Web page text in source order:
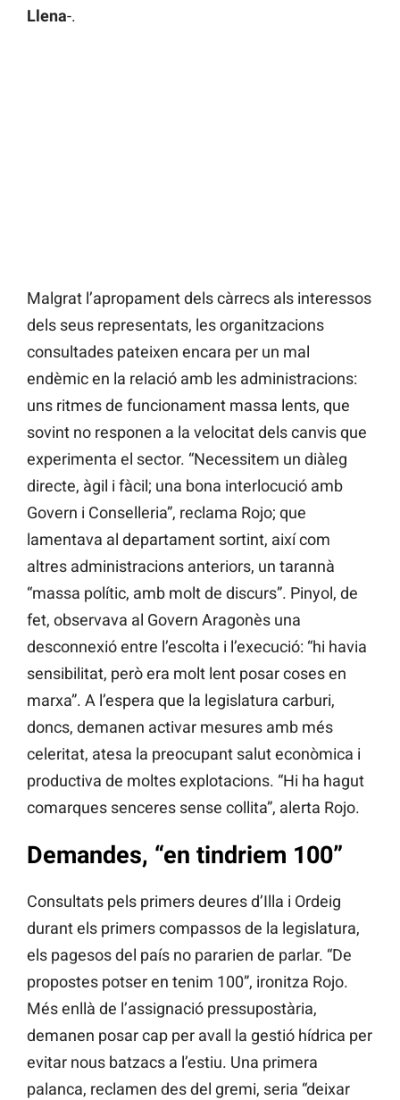
Llena-.
Malgrat l’apropament dels càrrecs als interessos
dels seus representats, les organitzacions
consultades pateixen encara per un mal
endèmic en la relació amb les administracions:
uns ritmes de funcionament massa lents, que
sovint no responen a la velocitat dels canvis que
experimenta el sector. “Necessitem un diàleg
directe, àgil i fàcil; una bona interlocució amb
Govern i Conselleria”, reclama Rojo; que
lamentava al departament sortint, així com
altres administracions anteriors, un tarannà
“massa polític, amb molt de discurs”. Pinyol, de
fet, observava al Govern Aragonès una
desconnexió entre l’escolta i l’execució: “hi havia
sensibilitat, però era molt lent posar coses en
marxa”. A l’espera que la legislatura carburi,
doncs, demanen activar mesures amb més
celeritat, atesa la preocupant salut econòmica i
productiva de moltes explotacions. “Hi ha hagut
comarques senceres sense collita”, alerta Rojo.
Demandes, “en tindriem 100”
Consultats pels primers deures d’Illa i Ordeig
durant els primers compassos de la legislatura,
els pagesos del país no pararien de parlar. “De
propostes potser en tenim 100”, ironitza Rojo.
Més enllà de l’assignació pressupostària,
demanen posar cap per avall la gestió hídrica per
evitar nous batzacs a l’estiu. Una primera
palanca, reclamen des del gremi, seria “deixar